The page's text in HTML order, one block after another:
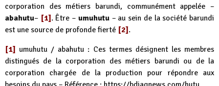
corporation des métiers barundi, communément appelée –
abahutu– [1]. Être – umuhutu– au sein de la société barundi
est une source de profonde fierté [2].
[1] umuhutu / abahutu : Ces termes désignent les membres
distingués de la corporation des métiers barundi ou de la
corporation chargée de la production pour répondre aux